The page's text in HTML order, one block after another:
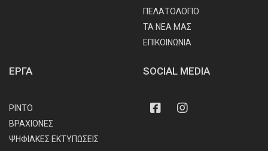
ΠΕΛΑΤΟΛΟΓΙΟ
ΤΑ ΝΕΑ ΜΑΣ
ΕΠΙΚΟΙΝΩΝΙΑ
ΕΡΓΑ
ΡΙΝΤΟ
ΒΡΑΧΙΟΝΕΣ
ΨΗΦΙΑΚΕΣ ΕΚΤΥΠΩΣΕΙΣ
SOCIAL MEDIA
FacebookInstagram